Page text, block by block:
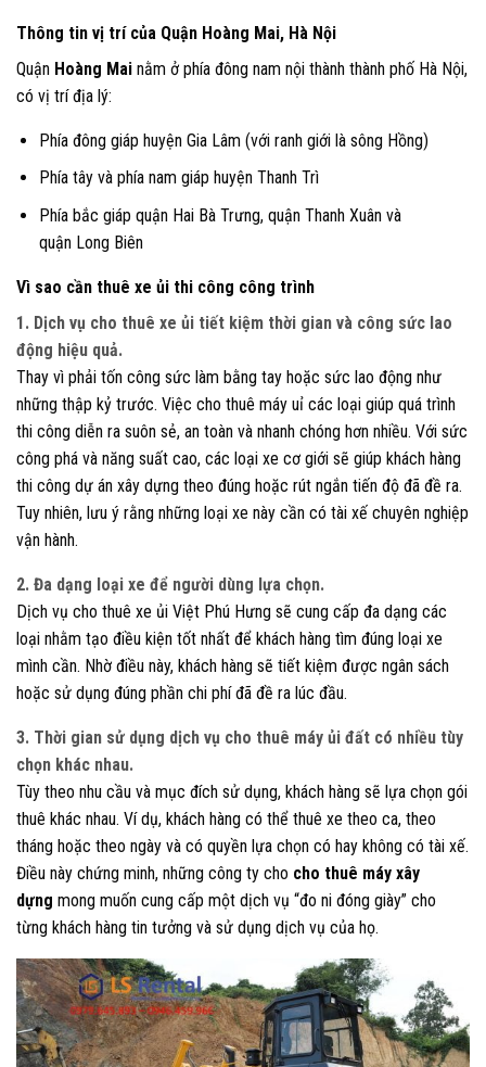
Thông tin vị trí của Quận Hoàng Mai, Hà Nội
Quận Hoàng Mai nằm ở phía đông nam nội thành thành phố Hà Nội,
có vị trí địa lý:
Phía đông giáp huyện Gia Lâm (với ranh giới là sông Hồng)
Phía tây và phía nam giáp huyện Thanh Trì
Phía bắc giáp quận Hai Bà Trưng, quận Thanh Xuân và
quận Long Biên
Vì sao cần thuê xe ủi thi công công trình
1. Dịch vụ cho thuê xe ủi tiết kiệm thời gian và công sức lao
động hiệu quả.
Thay vì phải tốn công sức làm bằng tay hoặc sức lao động như
những thập kỷ trước. Việc cho thuê máy uỉ các loại giúp quá trình
thi công diễn ra suôn sẻ, an toàn và nhanh chóng hơn nhiều. Với sức
công phá và năng suất cao, các loại xe cơ giới sẽ giúp khách hàng
thi công dự án xây dựng theo đúng hoặc rút ngắn tiến độ đã đề ra.
Tuy nhiên, lưu ý rằng những loại xe này cần có tài xế chuyên nghiệp
vận hành.
2. Đa dạng loại xe để người dùng lựa chọn.
Dịch vụ cho thuê xe ủi Việt Phú Hưng sẽ cung cấp đa dạng các
loại nhằm tạo điều kiện tốt nhất để khách hàng tìm đúng loại xe
mình cần. Nhờ điều này, khách hàng sẽ tiết kiệm được ngân sách
hoặc sử dụng đúng phần chi phí đã đề ra lúc đầu.
3. Thời gian sử dụng dịch vụ cho thuê máy ủi đất có nhiều tùy
chọn khác nhau.
Tùy theo nhu cầu và mục đích sử dụng, khách hàng sẽ lựa chọn gói
thuê khác nhau. Ví dụ, khách hàng có thể thuê xe theo ca, theo
tháng hoặc theo ngày và có quyền lựa chọn có hay không có tài xế.
Điều này chứng minh, những công ty cho cho thuê máy xây
dựng mong muốn cung cấp một dịch vụ “đo ni đóng giày” cho
từng khách hàng tin tưởng và sử dụng dịch vụ của họ.